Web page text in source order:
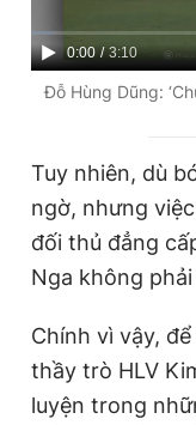
C
u
n
i
m
e
0:00 / D
u
o
3:10
Đỗ Hùng Dũng:
Tuy nhiên, dù
ngờ, nhưng
đối thủ đẳng
Nga không
Chính vì vậy,
thầy trò HLV
luyện trong